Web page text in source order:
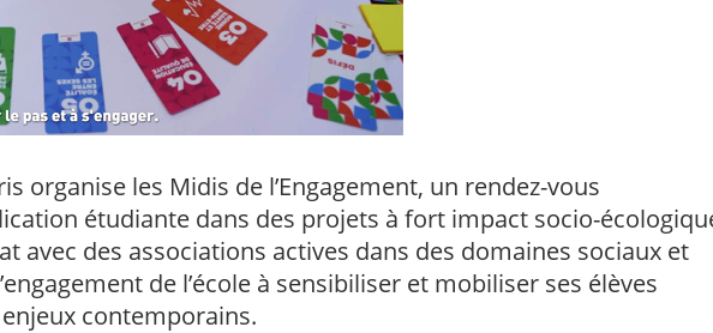
organise les Midis de l’Engagement, un rendez-vous
étudiante dans des projets à fort impact socio-
avec des associations actives dans des domaines sociaux et
de l’école à sensibiliser et mobiliser ses élèves
contemporains.